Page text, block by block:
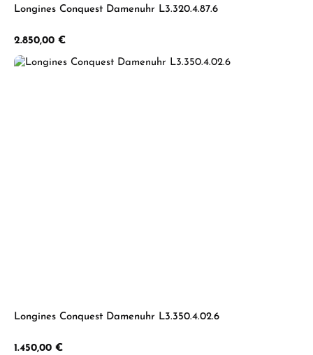
Longines Conquest Damenuhr L3.320.4.87.6
Regulärer Preis:
2.850,00 €
Longines Conquest Damenuhr L3.350.4.02.6
Regulärer Preis:
1.450,00 €